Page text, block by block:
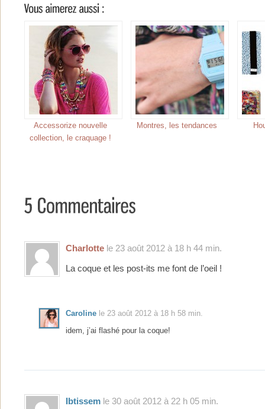
Accessorize nouvelle
collection, le craquage !
Montres, les tendances
Charlotte le 23 août 2012 à 18 h 44 min.
La coque et les post-its me font de l’oeil !
Caroline le 23 août 2012 à 18 h 58 min.
idem, j’ai flashé pour la coque!
Ibtissem le 30 août 2012 à 22 h 05 min.